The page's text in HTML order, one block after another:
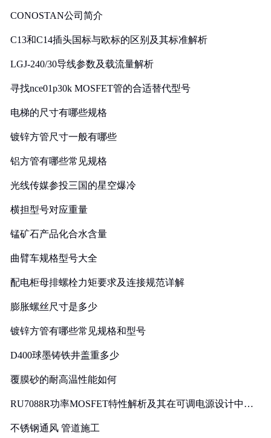
CONOSTAN公司简介
C13和C14插头国标与欧标的区别及其标准解析
LGJ-240/30导线参数及载流量解析
寻找nce01p30k MOSFET管的合适替代型号
电梯的尺寸有哪些规格
镀锌方管尺寸一般有哪些
铝方管有哪些常见规格
光线传媒参投三国的星空爆冷
横担型号对应重量
锰矿石产品化合水含量
曲臂车规格型号大全
配电柜母排螺栓力矩要求及连接规范详解
膨胀螺丝尺寸是多少
镀锌方管有哪些常见规格和型号
D400球墨铸铁井盖重多少
覆膜砂的耐高温性能如何
RU7088R功率MOSFET特性解析及其在可调电源设计中的
不锈钢通风 管道施工